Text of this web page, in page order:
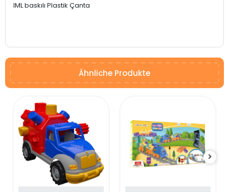
IML baskılı Plastik Çanta
Ähnliche Produkte